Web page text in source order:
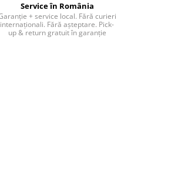
Service în România
+ service local. Fără curieri
internaționali. Fără așteptare. Pick-
up & return gratuit în garanție